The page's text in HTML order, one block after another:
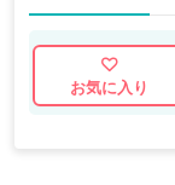
お気に入り